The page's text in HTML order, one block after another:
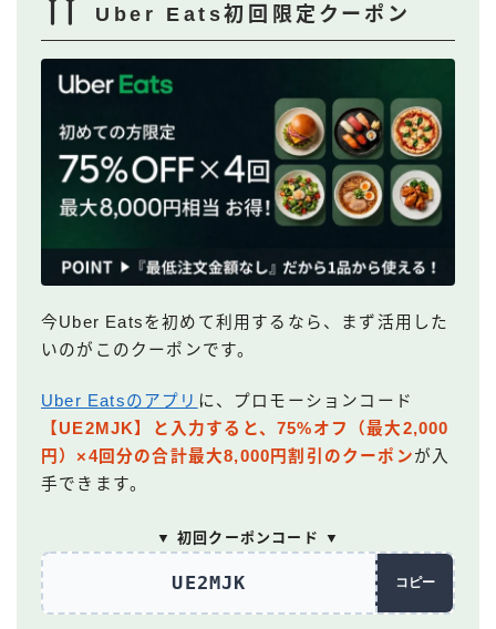
Uber Eats初回限定クーポン
今Uber Eatsを初めて利用するなら、まず活用した
いのがこのクーポンです。
Uber Eatsのアプリ に、プロモーションコード
【UE2MJK】と入力すると、75%オフ（最大2,000
円）×4回分の合計最大8,000円割引のクーポンが入
手できます。
▼ 初回クーポンコード ▼
UE2MJK コピー